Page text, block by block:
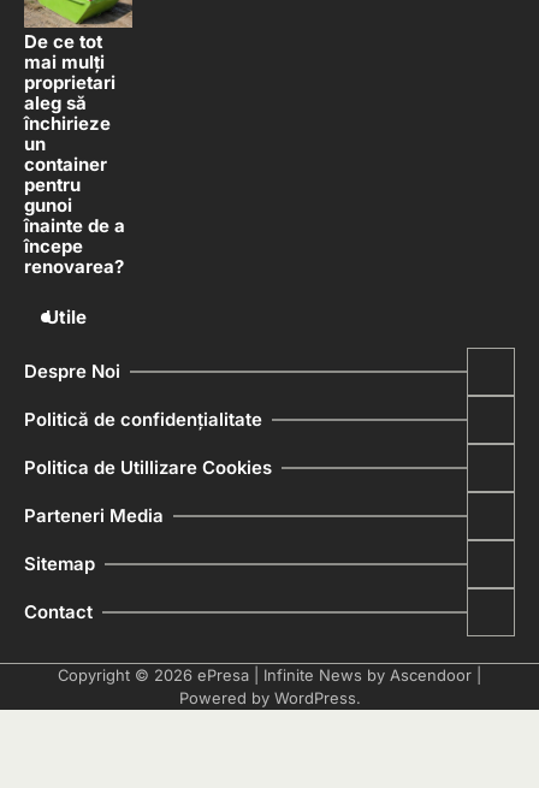
De ce tot
mai mulți
proprietari
aleg să
închirieze
un
container
pentru
gunoi
înainte de a
începe
renovarea?
Utile
Despre Noi
Politică de confidențialitate
Politica de Utillizare Cookies
Parteneri Media
Sitemap
Contact
Copyright © 2026 ePresa | Infinite News by Ascendoor
Powered by WordPress.